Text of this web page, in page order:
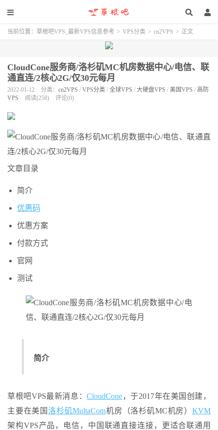
当前位置： 草根吧VPS_最新VPS信息参考 > VPS分类 > cn2VPS > 正文
CloudCone服务商/洛杉矶MC机房数据中心/电信、联
通直连/2核心2G/仅30元每月
2022-01-12 分类： cn2VPS / VPS分类 / 全球VPS / 大硬盘VPS / 美国VPS / 高防
VPS
阅读(258) 评论(0)
文章目录
简介
优惠码
优惠方案
付款方式
官网
测试
简介
草根吧VPS最新消息：CloudCone，于2017年在美国创建，
主要在美国 洛杉矶MultaCom机房（洛杉矶MC机房）KVM
架构VPS产品，电信，中国联通直接连接，更适合联通用